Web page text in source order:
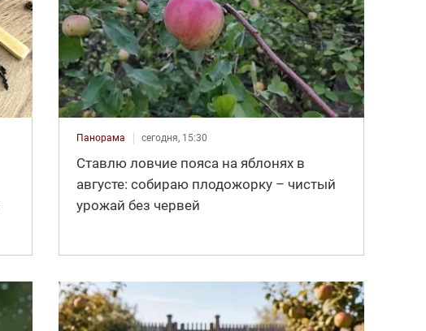
Панорама сегодня, 15:30
Ставлю ловчие пояса на яблонях в
августе: собираю плодожорку – чистый
урожай без червей